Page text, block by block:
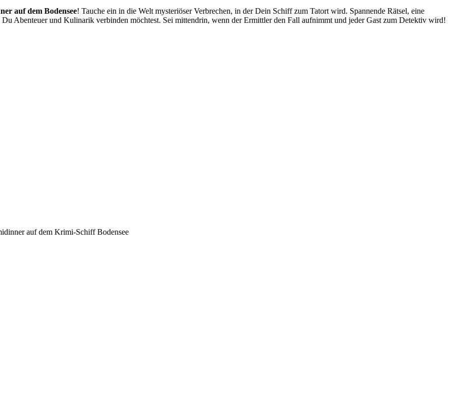
auf dem Bodensee! Tauche ein in die Welt mysteriöser Verbrechen, in der Dein Schiff zum Tatort wird. Spannende Rätsel, eine
Abenteuer und Kulinarik verbinden möchtest. Sei mittendrin, wenn der Ermittler den Fall aufnimmt und jeder Gast zum Detektiv wird!
auf dem Krimi-Schiff Bodensee